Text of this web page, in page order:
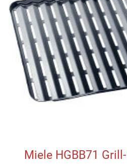
Miele HGBB71